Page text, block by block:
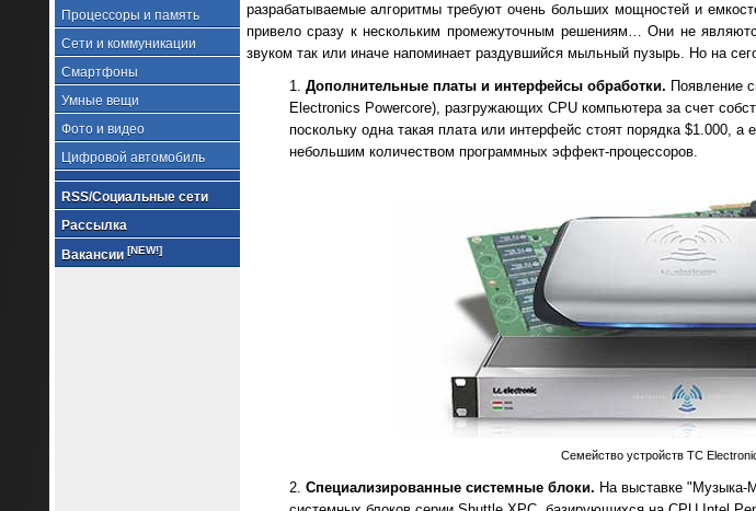
Процессоры и память
Сети и коммуникации
Смартфоны
Умные вещи
Фото и видео
Цифровой автомобиль
RSS/Социальные сети
Рассылка
Вакансии [NEW!]
разрабатываемые алгоритмы требуют очень больших мощностей и
привело сразу к нескольким промежуточным решениям… Они не
звуком так или иначе напоминает раздувшийся мыльный пузырь. Но на
Дополнительные платы и интерфейсы обработки. Появление
Electronics Powercore), разгружающих CPU компьютера за счет
поскольку одна такая плата или интерфейс стоят порядка $1.000, а
небольшим количеством программных эффект-процессоров.
Семейство устройств TC
Специализированные системные блоки. На выставке "Музыка-